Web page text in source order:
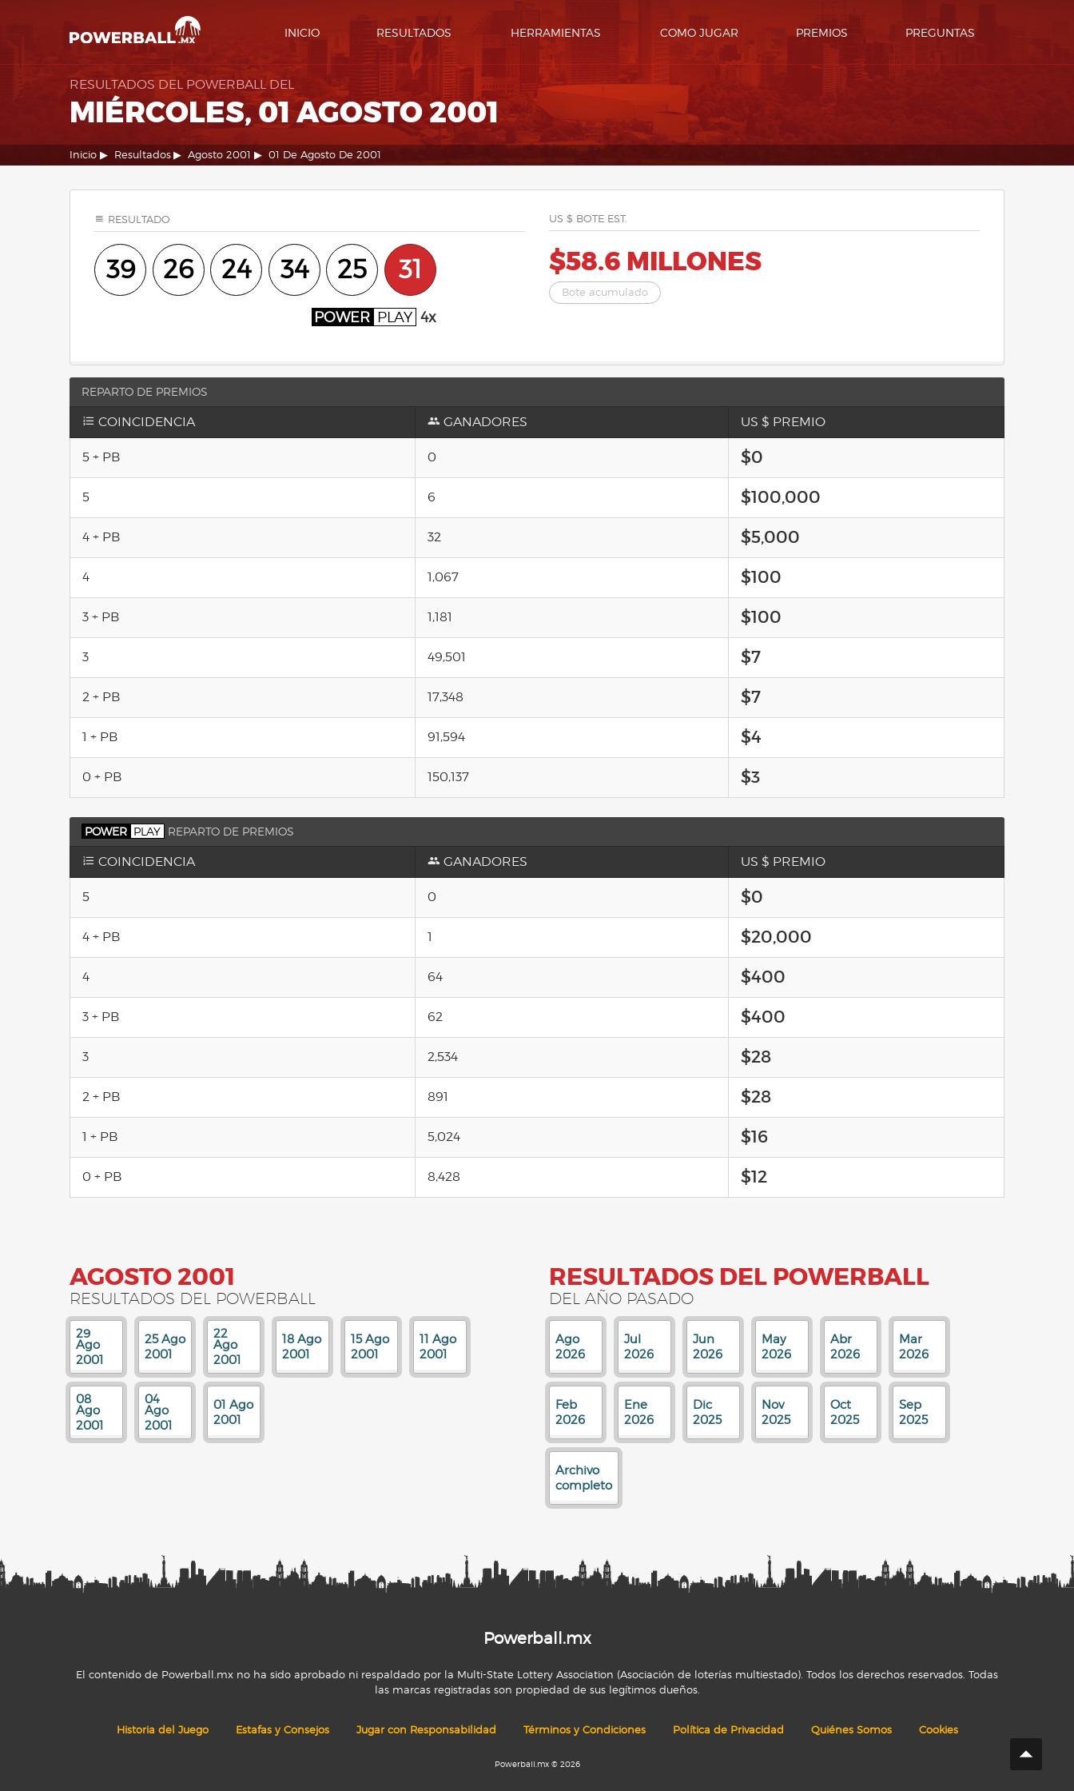
INICIO RESULTADOS HERRAMIENTAS COMO JUGAR PREMIOS PREGUNTAS
RESULTADOS DEL POWERBALL DEL
MIÉRCOLES, 01 AGOSTO 2001
Inicio Resultados Agosto 2001 01 De Agosto De 2001
RESULTADO
39 26 24 34 25 31
POWER PLAY 4x
US $ BOTE EST.
$58.6 MILLONES
Bote acumulado
REPARTO DE PREMIOS
COINCIDENCIA GANADORES US $ PREMIO
5 + PB 0 $0
5 6 $100,000
4 + PB 32 $5,000
4 1,067 $100
3 + PB 1,181 $100
3 49,501 $7
2 + PB 17,348 $7
1 + PB 91,594 $4
0 + PB 150,137 $3
POWER PLAY REPARTO DE PREMIOS
COINCIDENCIA GANADORES US $ PREMIO
5 0 $0
4 + PB 1 $20,000
4 64 $400
3 + PB 62 $400
3 2,534 $28
2 + PB 891 $28
1 + PB 5,024 $16
0 + PB 8,428 $12
AGOSTO 2001
RESULTADOS DEL POWERBALL
29
Ago
2001
25 Ago
2001
22
Ago
2001
18 Ago
2001
15 Ago
2001
11 Ago
2001
08
Ago
2001
04
Ago
2001
01 Ago
2001
RESULTADOS DEL POWERBALL
DEL AÑO PASADO
Ago
2026
Jul
2026
Jun
2026
May
2026
Abr
2026
Mar
2026
Feb
2026
Ene
2026
Dic
2025
Nov
2025
Oct
2025
Sep
2025
Archivo
completo
Powerball.mx
El contenido de Powerball.mx no ha sido aprobado ni respaldado por la Multi-State Lottery Association (Asociación de loterías multiestado). Todos los derechos reservados. Todas
las marcas registradas son propiedad de sus legítimos dueños.
Historia del Juego Estafas y Consejos Jugar con Responsabilidad Términos y Condiciones Política de Privacidad Quiénes Somos Cookies
Powerball.mx © 2026